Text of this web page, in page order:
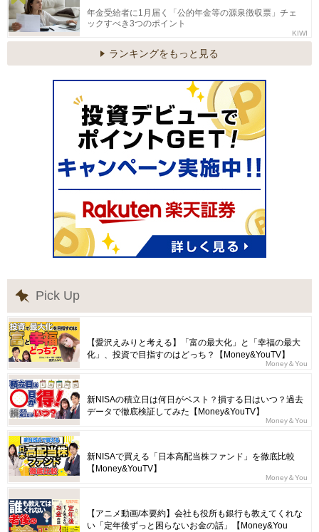
年金受給者に1月届く「公的年金等の源泉徴収票」チェ
ックすべき3つのポイント
KIWI
ランキングをもっと見る
Pick Up
【愛沢えみりと考える】「富の最大化」と「幸福の最大
化」、投資で目指すのはどっち？【Money&YouTV】
Money＆You
新NISAの積立日は何日がベスト？損する日はいつ？過去
データで徹底検証してみた【Money&YouTV】
Money＆You
新NISAで買える「日本高配当株ファンド」を徹底比較
【Money&YouTV】
Money＆You
【アニメ動画/本要約】会社も役所も銀行も教えてくれな
い「定年後ずっと困らないお金の話」【Money&You